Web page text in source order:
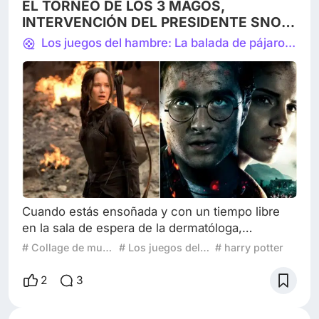
sumaron los genios de S
EL TORNEO DE LOS 3 MAGOS,
INTERVENCIÓN DEL PRESIDENTE SNOW
EN EL MUNDO MÁGICO.
Los juegos del hambre: La balada de pájaros cantores y serpientes
Cuando estás ensoñada y con un tiempo libre
en la sala de espera de la dermatóloga,
comienzas a imaginar de todo. Pero una de mis
en situaciones que desencadenaran la
# Collage de mundos: Crea una historia a partir de 3 películas # Los juegos del hambre # harry potter
2 3